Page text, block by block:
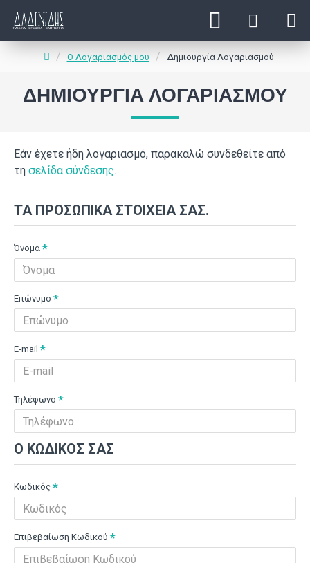
O Λογαριασμός μου Δημιουργία Λογαριασμού
ΔΗΜΙΟΥΡΓΊΑ ΛΟΓΑΡΙΑΣΜΟΎ
Εάν έχετε ήδη λογαριασμό, παρακαλώ συνδεθείτε από
τη σελίδα σύνδεσης.
ΤΑ ΠΡΟΣΩΠΙΚΆ ΣΤΟΙΧΕΊΑ ΣΑΣ.
Όνομα
Επώνυμο
E-mail
Τηλέφωνο
Ο ΚΩΔΙΚΌΣ ΣΑΣ
Κωδικός
Επιβεβαίωση Κωδικού